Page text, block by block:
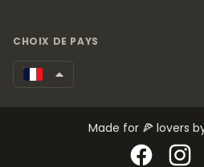
CHOIX DE PAYS
Made for 🍕 lovers
Facebook